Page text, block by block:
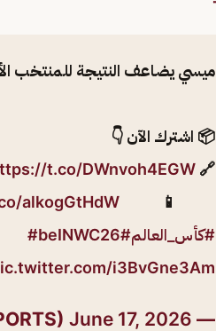
ميسي يضاعف النتيجة للمنتخب
📦 اشترك الآن 👇
🔗
t.co/DWnvoh4EGW
📱
alkogGtHdW
#كأس_العالم#FIFAWorldCup2026
#beINWC26
i3BvGne3Am
— beIN SPORTS (@beINSPORTS)
June 17, 2026